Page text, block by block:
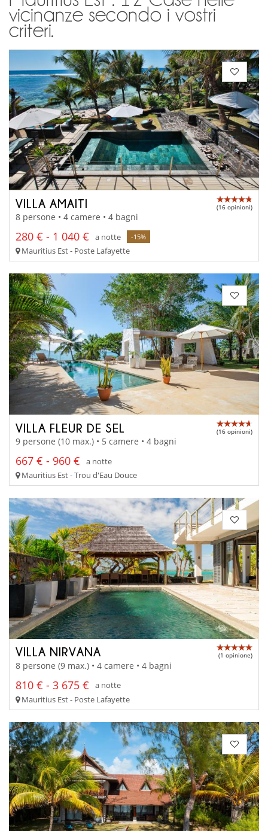
vicinanze secondo i vostri
criteri.
VILLA AMAITI (16 opinioni)
8 persone • 4 camere • 4 bagni
280 € - 1 040 € a notte -15%
Mauritius Est - Poste Lafayette
VILLA FLEUR DE SEL (16 opinioni)
9 persone (10 max.) • 5 camere • 4 bagni
667 € - 960 €
a notte
Mauritius Est - Trou d'Eau Douce
VILLA NIRVANA (1 opinione)
8 persone (9 max.) • 4 camere • 4 bagni
810 € - 3 675 €
a notte
Mauritius Est - Poste Lafayette